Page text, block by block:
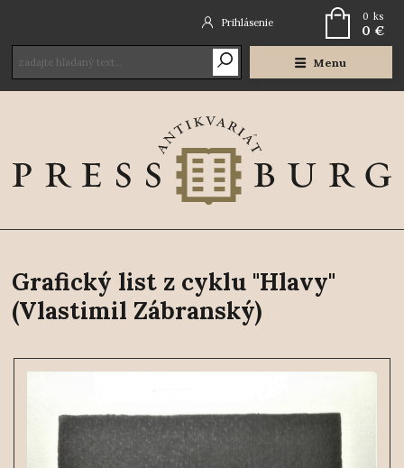
Menu
Prihlásenie 0 ks
0 €
Grafický list z cyklu "Hlavy"
(Vlastimil Zábranský)